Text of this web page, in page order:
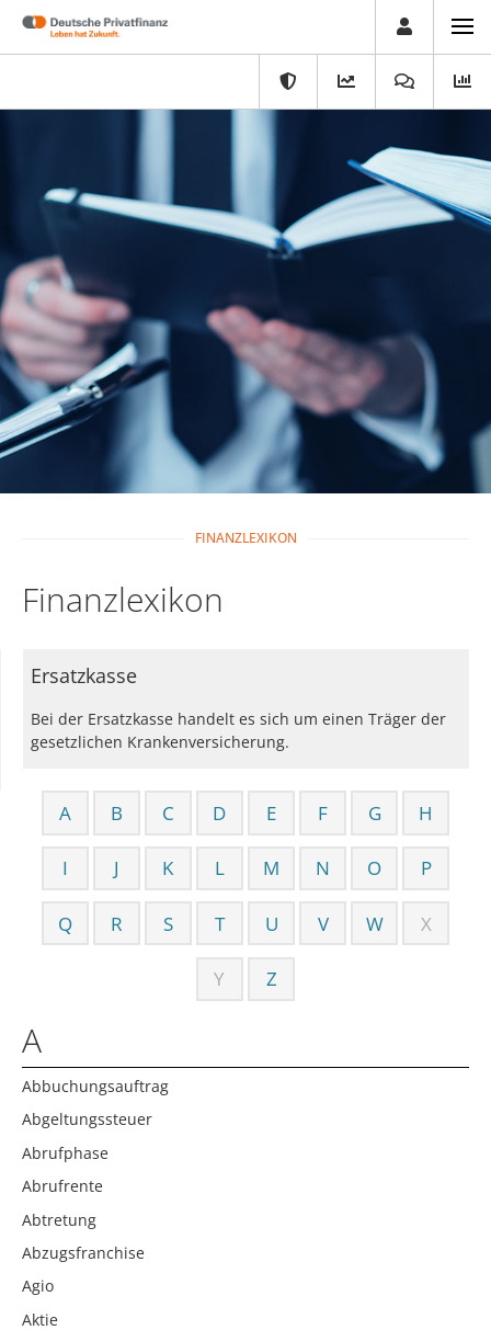
FINANZLEXIKON
Finanzlexikon
A B C D E F G H
I J K L M N O P
Q R S T U V W X
Y Z
A
Abbuchungsauftrag
Abgeltungssteuer
Abrufphase
Abrufrente
Abtretung
Abzugsfranchise
Agio
Aktie
Ersatzkasse
Bei der Ersatzkasse handelt es sich um einen Träger der
gesetzlichen Krankenversicherung.